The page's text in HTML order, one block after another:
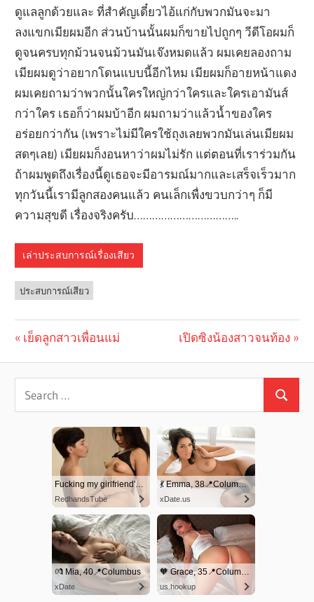
ดูแลลูกด้วยและ ที่สำคัญเดี๋ยวไอ้แก่กับพวกมันจะมา
ลงแขกเมียผมอีก ส่วนบ้านนั้นผมก็ขายไปถูกๆ วีดีโอผมก็
ดูจนครบทุกม้วนจนม้วนมันเจ๊งหมดแล้ว ผมเคยลองถาม
เมียผมดูว่าอยากโดนแบบนี้อีกไหม เมียผมก็อายหน้าแดง
ผมเคยถามว่าพวกนั้นใครใหญ่กว่าใครและใครเอามันส์
กว่าใคร เธอก็ว่าผมบ้าอีก ผมถามว่าแล้วน้ำของใคร
อร่อยกว่ากัน (เพราะไม่มีใครใช้ถุงเลยพวกมันเล่นเมียผม
สดๆเลย) เมียผมก็งอนหาว่าผมไม่รัก แต่ตอนที่เราร่วมกัน
ถ้าผมพูดถึงเรื่องนี้ดูเธอจะมีอารมณ์มากและเสร็จเร็วมาก
ทุกวันนี้เรามีลูกสองคนแล้ว คนเล็กเพื่งขวบกว่าๆ ก็มี
ความสุขดี เรื่องจริงครับ……………………………..
เล่าประสบการณ์เรื่องเสียว
ประสบการณ์เสียว
navigation
Previous
เย็ดลูกสาวเพื่อนแม่
Next
เปิดซิงน้องสาวจนท้อง